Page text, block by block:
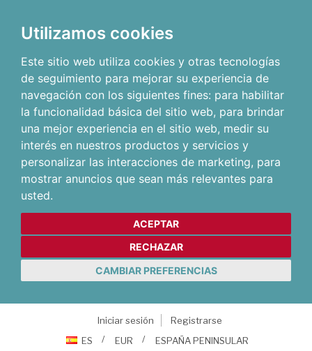
Utilizamos cookies
Este sitio web utiliza cookies y otras tecnologías
de seguimiento para mejorar su experiencia de
navegación con los siguientes fines: para habilitar
la funcionalidad básica del sitio web, para brindar
una mejor experiencia en el sitio web, medir su
interés en nuestros productos y servicios y
personalizar las interacciones de marketing, para
mostrar anuncios que sean más relevantes para
usted.
ACEPTAR
RECHAZAR
CAMBIAR PREFERENCIAS
Iniciar sesión
Registrarse
ES
EUR ESPAÑA PENINSULAR